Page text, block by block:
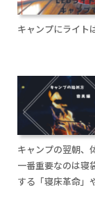
キャンプにライト
キャンプの翌朝、
一番重要なのは寝
する「寝床革命」